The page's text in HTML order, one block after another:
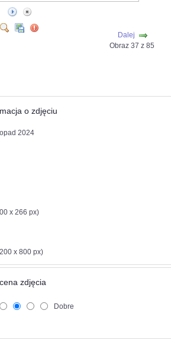
Dalej
Obraz 37 z 85
o zdjęciu
2024
x 266 px)
x 800 px)
zdjęcia
Dobre